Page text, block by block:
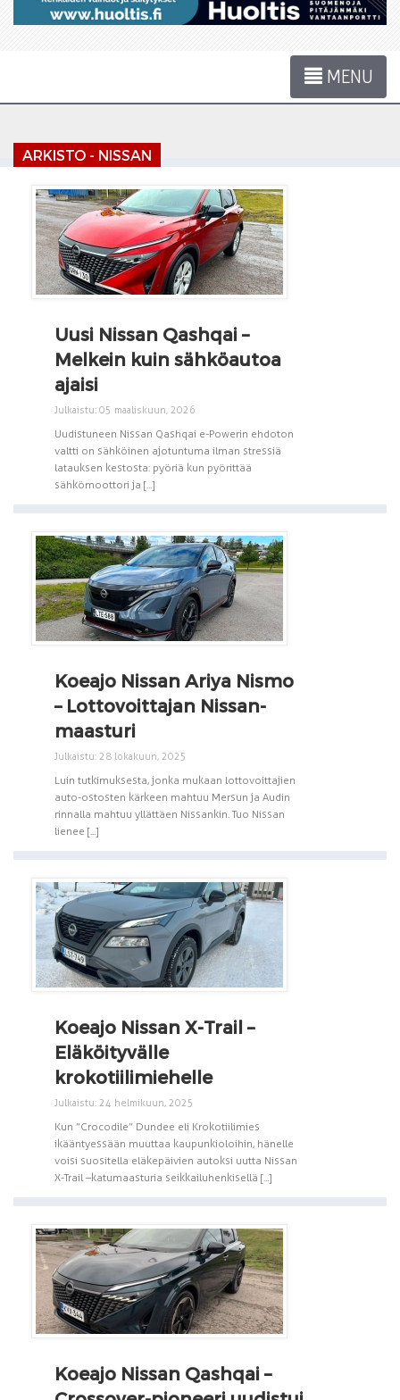
MENU
ARKISTO - NISSAN
Uusi Nissan Qashqai –
Melkein kuin sähköautoa
ajaisi
Julkaistu: 05 maaliskuun, 2026
Uudistuneen Nissan Qashqai e-Powerin ehdoton
valtti on sähköinen ajotuntuma ilman stressiä
latauksen kestosta: pyöriä kun pyörittää
sähkömoottori ja [...]
Koeajo Nissan Ariya Nismo
– Lottovoittajan Nissan-
maasturi
Julkaistu: 28 lokakuun, 2025
Luin tutkimuksesta, jonka mukaan lottovoittajien
auto-ostosten kärkeen mahtuu Mersun ja Audin
rinnalla mahtuu yllättäen Nissankin. Tuo Nissan
lienee [...]
Koeajo Nissan X-Trail –
Eläköityvälle
krokotiilimiehelle
Julkaistu: 24 helmikuun, 2025
Kun ”Crocodile” Dundee eli Krokotiilimies
ikääntyessään muuttaa kaupunkioloihin, hänelle
voisi suositella eläkepäivien autoksi uutta Nissan
X-Trail –katumaasturia seikkailuhenkisellä [...]
Koeajo Nissan Qashqai –